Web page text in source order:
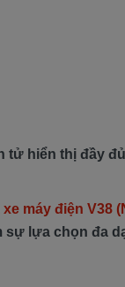
tử hiển thị đầy
máy điện V38
sự lựa chọn đa